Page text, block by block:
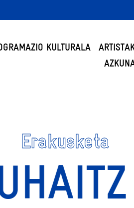
KULTURALA
Erakusketa